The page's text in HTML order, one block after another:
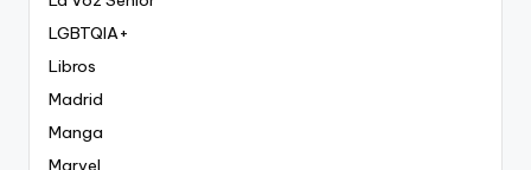
LGBTQIA+
Libros
Madrid
Manga
Marvel